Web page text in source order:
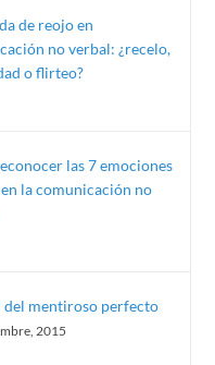
de reojo en
no verbal: ¿recelo,
o flirteo?
las 7 emociones
en la comunicación no
del mentiroso perfecto
2015